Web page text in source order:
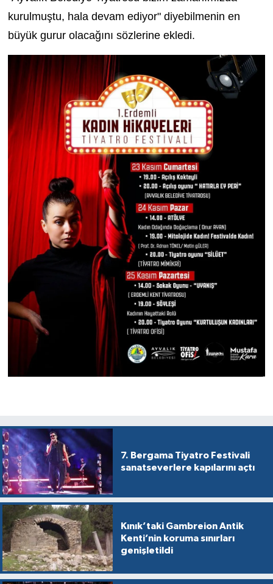
kurulmuştu, hala devam ediyor" diyebilmenin en
büyük gurur olacağını sözlerine ekledi.
7. Bergama Tiyatro Festivali
sanatseverlere kapılarını açtı
Kınık’taki Gambreion Antik
Kenti’nin koruma sınırları
genişletildi